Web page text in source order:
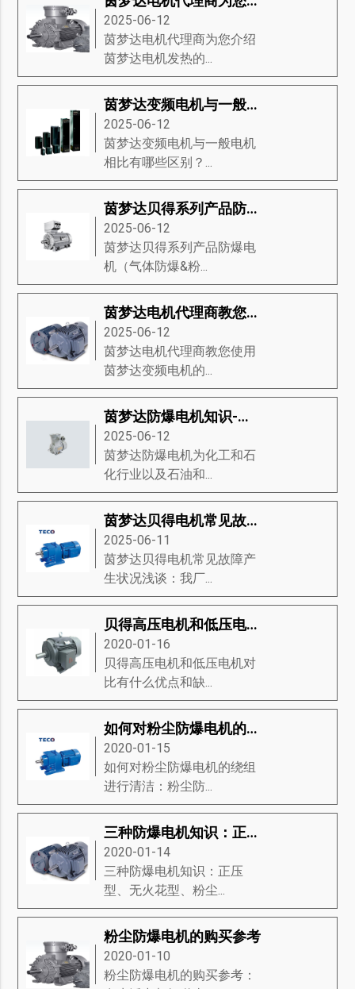
2025-06-12
茵梦达电机代理商为您介绍
茵梦达电机发热的...
茵梦达变频电机与一般电机相比有哪些区别？
2025-06-12
茵梦达变频电机与一般电机
相比有哪些区别？...
茵梦达贝得系列产品防爆电机（气体防爆&粉尘防爆电机）
2025-06-12
茵梦达贝得系列产品防爆电
机（气体防爆&粉...
茵梦达电机代理商教您使用茵梦达变频电机的应用方法手册
2025-06-12
茵梦达电机代理商教您使用
茵梦达变频电机的...
茵梦达防爆电机知识-茵梦达防爆电机的经济、生态驱动、设计等知识详解
2025-06-12
茵梦达防爆电机为化工和石
化行业以及石油和...
茵梦达贝得电机常见故障产生状况浅谈
2025-06-11
茵梦达贝得电机常见故障产
生状况浅谈：我厂...
贝得高压电机和低压电机对比有什么优点和缺点？
2020-01-16
贝得高压电机和低压电机对
比有什么优点和缺...
如何对粉尘防爆电机的绕组进行清洁
2020-01-15
如何对粉尘防爆电机的绕组
进行清洁：粉尘防...
三种防爆电机知识：正压型、无火花型、粉尘防爆电机
2020-01-14
三种防爆电机知识：正压
型、无火花型、粉尘...
粉尘防爆电机的购买参考
2020-01-10
粉尘防爆电机的购买参考：